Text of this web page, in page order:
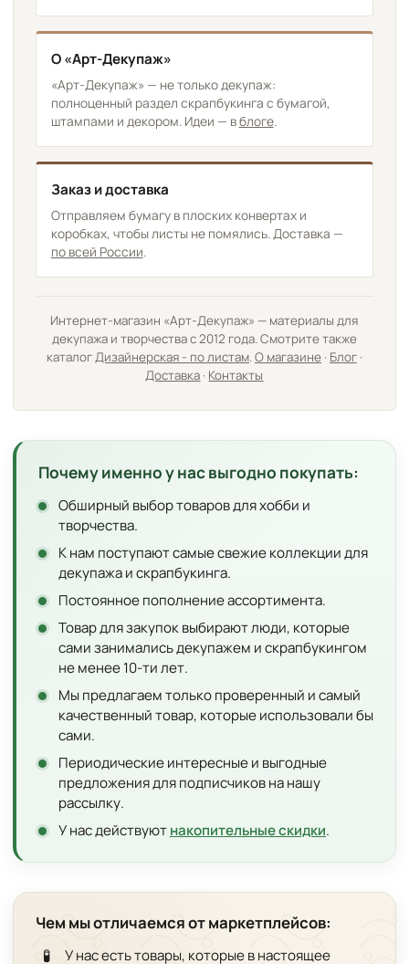
О «Арт-Декупаж»
«Арт-Декупаж» — не только декупаж:
полноценный раздел скрапбукинга с бумагой,
штампами и декором. Идеи — вблоге.
Заказ и доставка
Отправляем бумагу в плоских конвертах и
коробках, чтобы листы не помялись. Доставка —
по всей России.
Интернет-магазин «Арт-Декупаж» — материалы для
декупажа и творчества с 2012 года. Смотрите также
каталогДизайнерская - по листам.О магазине· Блог·
Доставка · Контакты
Почему именно у нас выгодно покупать:
Обширный выбор товаров для хобби и
творчества.
К нам поступают самые свежие коллекции для
декупажа и скрапбукинга.
Постоянное пополнение ассортимента.
Товар для закупок выбирают люди, которые
сами занимались декупажем и скрапбукингом
не менее 10-ти лет.
Мы предлагаем только проверенный и самый
качественный товар, которые использовали бы
сами.
Периодические интересные и выгодные
предложения для подписчиков на нашу
рассылку.
У нас действуютнакопительные скидки.
Чем мы отличаемся от маркетплейсов:
🧪
У нас есть товары, которые в настоящее